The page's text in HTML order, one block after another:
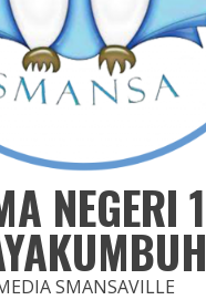
NEGERI 1
SMANSAVILLE